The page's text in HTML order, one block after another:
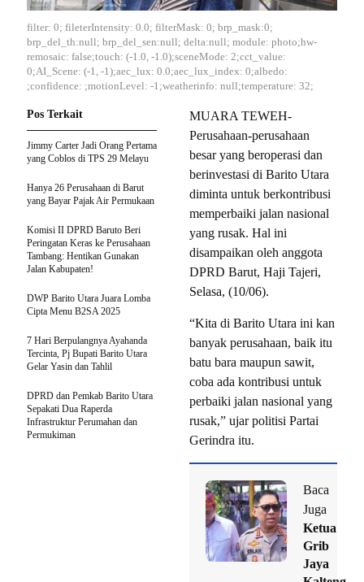
filter: 0; fileterIntensity: 0.0; filterMask: 0; brp_mask:0;
brp_del_th:null; brp_del_sen:null; delta:null; module: photo;hw-
remosaic: false;touch: (-1.0, -1.0);sceneMode: 2;cct_value:
0;AI_Scene: (-1, -1);aec_lux: 0.0;aec_lux_index: 0;albedo:
;confidence: ;motionLevel: -1;weatherinfo: null;temperature: 32;
MUARA TEWEH-
Perusahaan-perusahaan
besar yang beroperasi dan
berinvestasi di Barito Utara
diminta untuk berkontribusi
memperbaiki jalan nasional
yang rusak. Hal ini
disampaikan oleh anggota
DPRD Barut, Haji Tajeri,
Selasa, (10/06).
“Kita di Barito Utara ini kan
banyak perusahaan, baik itu
batu bara maupun sawit,
coba ada kontribusi untuk
perbaiki jalan nasional yang
rusak,” ujar politisi Partai
Gerindra itu.
Baca
Juga
Ketua
Grib
Jaya
Pos Terkait
Jimmy Carter Jadi Orang Pertama
yang Coblos di TPS 29 Melayu
Hanya 26 Perusahaan di Barut
yang Bayar Pajak Air Permukaan
Komisi II DPRD Baruto Beri
Peringatan Keras ke Perusahaan
Tambang: Hentikan Gunakan
Jalan Kabupaten!
DWP Barito Utara Juara Lomba
Cipta Menu B2SA 2025
7 Hari Berpulangnya Ayahanda
Tercinta, Pj Bupati Barito Utara
Gelar Yasin dan Tahlil
DPRD dan Pemkab Barito Utara
Sepakati Dua Raperda
Infrastruktur Perumahan dan
Permukiman